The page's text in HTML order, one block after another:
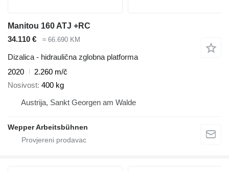
Manitou 160 ATJ +RC
34.110 €
≈ 66.690 KM
Dizalica - hidraulična zglobna platforma
2020
2.260 m/č
Nosivost 400 kg
Austrija, Sankt Georgen am Walde
Wepper Arbeitsbühnen